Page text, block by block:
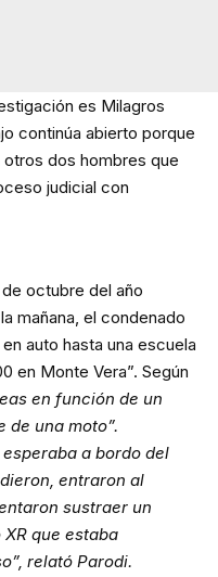
es Milagros
continúa abierto porque
dos hombres que
judicial con
octubre del año
mañana, el condenado
auto hasta una escuela
en Monte Vera”. Según
en función de un
de una moto”.
a bordo del
entraron al
sustraer un
que estaba
relató Parodi.